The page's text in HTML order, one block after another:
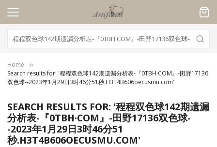
Home
Search results for: '程程双色球142期遗漏分析表-『0TBH·COM』-田野17136
双色球--2023年1月29日3时46分51秒.H3T4B606oecusmu.com'
SEARCH RESULTS FOR: '程程双色球142期遗漏
分析表-『0TBH·COM』-田野17136双色球-
-2023年1月29日3时46分51
秒.H3T4B606OECUSMU.COM'